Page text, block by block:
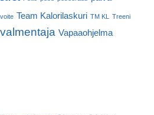
Team Kalorilaskuri TM KL Treeni
valmentaja Vapaaohjelma